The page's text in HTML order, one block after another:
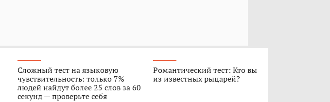
Сложный тест на языковую
чувствительность: только 7%
людей найдут более 25 слов за 60
секунд — проверьте себя
Романтический тест: Кто вы
из известных рыцарей?